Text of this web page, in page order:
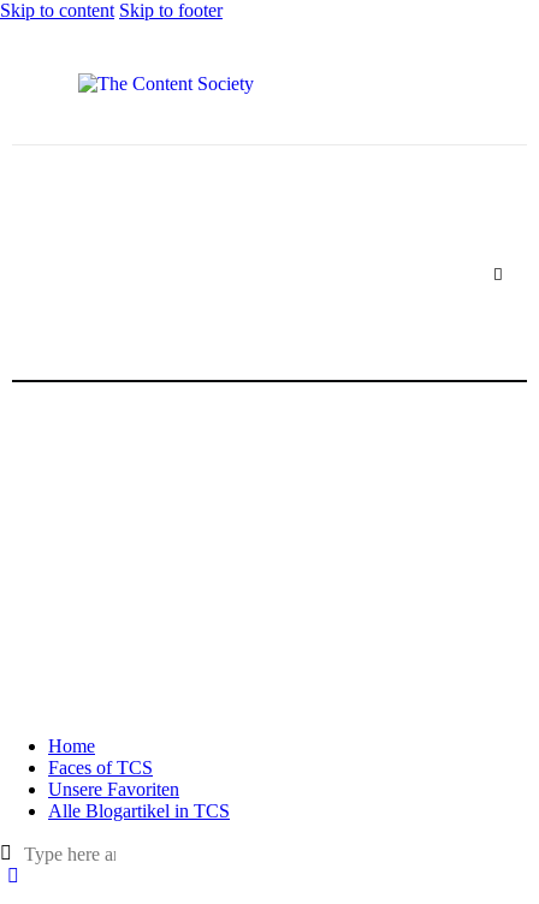
Skip to content Skip to footer
Home
Faces of TCS
Unsere Favoriten
Alle Blogartikel in TCS